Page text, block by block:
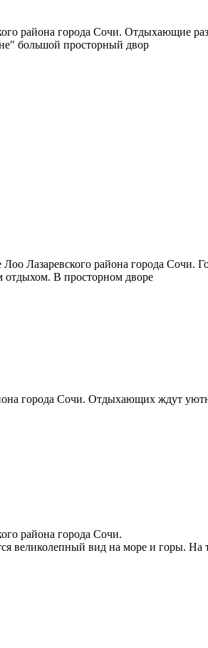
района города Сочи. Отдыхающие
большой просторный двор
Лазаревского района города Сочи.
отдыхом. В просторном дворе
города Сочи. Отдыхающих ждут
района города Сочи.
великолепный вид на море и горы. На